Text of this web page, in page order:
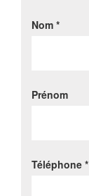
Nom *
Prénom
Téléphone *